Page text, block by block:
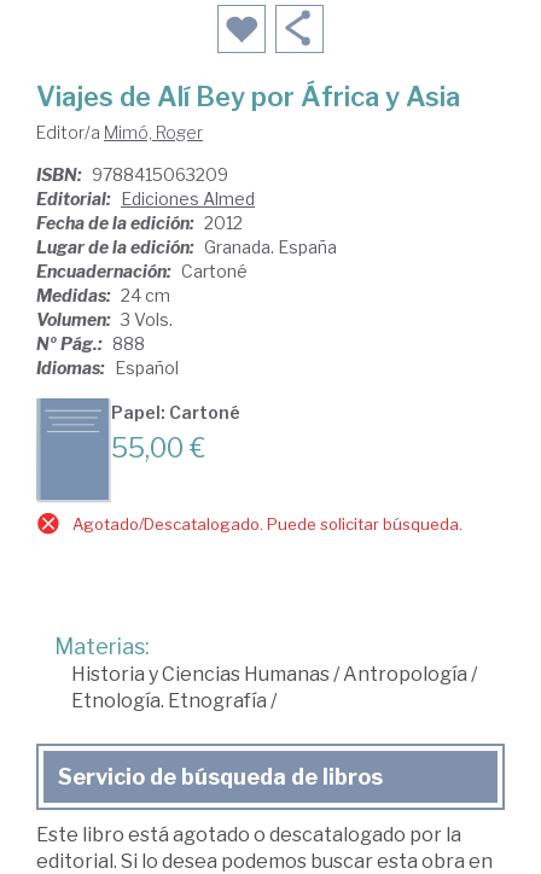
Viajes de Alí Bey por África y Asia
Editor/a Mimó, Roger
ISBN: 9788415063209
Editorial: Ediciones Almed
Fecha de la edición: 2012
Lugar de la edición: Granada. España
Encuadernación: Cartoné
Medidas: 24 cm
Volumen: 3 Vols.
Nº Pág.: 888
Idiomas: Español
Papel: Cartoné
55,00 €
Agotado/Descatalogado. Puede solicitar búsqueda.
Materias:
Historia y Ciencias Humanas/Antropología /
Etnología. Etnografía /
Servicio de búsqueda de libros
Este libro está agotado o descatalogado por la
editorial. Si lo desea podemos buscar esta obra en